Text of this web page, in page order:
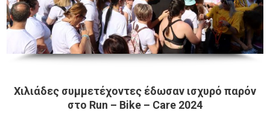
Χιλιάδες συμμετέχοντες έδωσαν ισχυρό παρόν
στο Run – Bike – Care 2024